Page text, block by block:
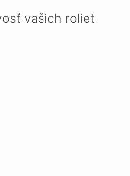
vašich roliet